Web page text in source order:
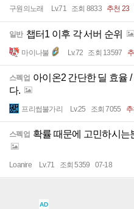
구원의노래 Lv.71 조회 8833 추천 23
일반 챕터1 이후 각 서버 순위
마이나불 Lv.72 조회 13597
스펙업 아이온2 간단한 딜 효율
다.
프리썹불가리 Lv.25 조회 7055
스펙업 확률 때문에 고민하시는
Loanire Lv.71 조회 5359 07-18
AD